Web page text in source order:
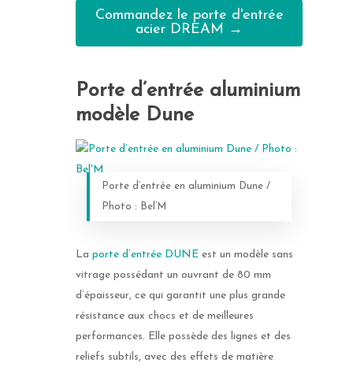
Commandez le porte d'entrée
acier DREAM →
Porte d’entrée aluminium
modèle Dune
Porte d’entrée en aluminium Dune /
Photo : Bel’M
La porte d’entrée DUNE est un modèle sans
vitrage possédant un ouvrant de 80 mm
d’épaisseur, ce qui garantit une plus grande
résistance aux chocs et de meilleures
performances. Elle possède des lignes et des
reliefs subtils, avec des effets de matière
Toutes les fenêtres
Tous les portails et
Porte d’entrée
Porte d’entrée Mixte
Porte de garage
Porte de garage
Porte de garage
Stores
Store coffre
EXTÉRIEURS